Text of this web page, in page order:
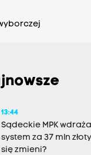
13:44
Sądeckie MPK
system za 37 mln
się zmieni?